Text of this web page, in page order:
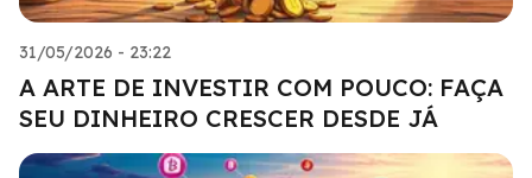
31/05/2026 - 23:22
A ARTE DE INVESTIR COM POUCO: FAÇA
SEU DINHEIRO CRESCER DESDE JÁ